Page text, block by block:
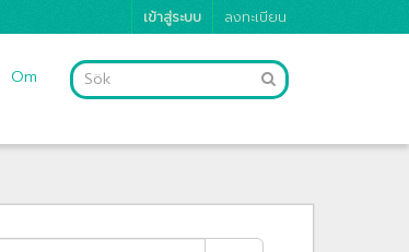
เข้าสู่ระบบ ลงทะเบียน
Om